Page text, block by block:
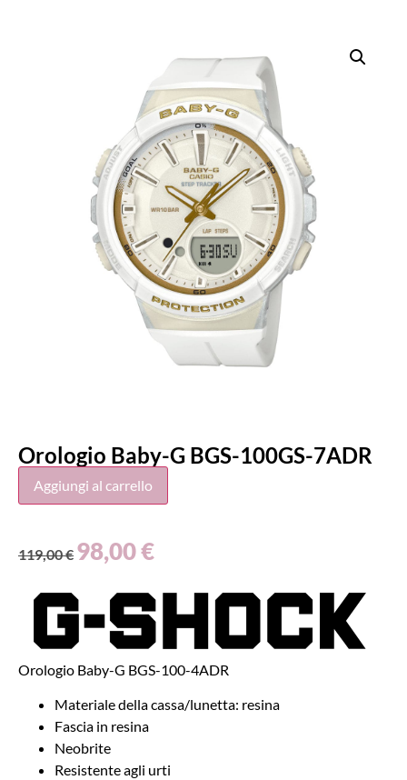
Orologio Baby-G BGS-100GS-7ADR
Aggiungi al carrello
119,00€ 98,00€
Orologio Baby-G BGS-100-4ADR
Materiale della cassa/lunetta: resina
Fascia in resina
Neobrite
Resistente agli urti